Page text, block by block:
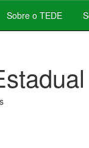
Sobre o TEDE